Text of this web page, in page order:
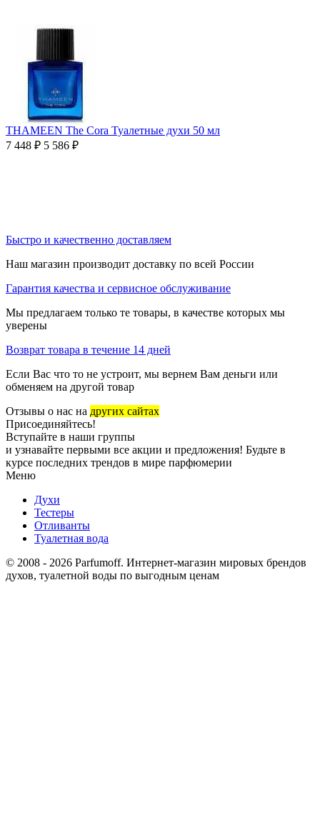
THAMEEN The Cora Туалетные духи 50 мл
7 448 ₽ 5 586 ₽
Быстро и качественно доставляем
Наш магазин производит доставку по всей России
Гарантия качества и сервисное обслуживание
Мы предлагаем только те товары, в качестве которых мы
уверены
Возврат товара в течение 14 дней
Если Вас что то не устроит, мы вернем Вам деньги или
обменяем на другой товар
Отзывы о нас на других сайтах
Присоединяйтесь!
Вступайте в наши группы
и узнавайте первыми все акции и предложения! Будьте в
курсе последних трендов в мире парфюмерии
Меню
Духи
Тестеры
Отливанты
Туалетная вода
© 2008 - 2026 Parfumoff. Интернет-магазин мировых брендов
духов, туалетной воды по выгодным ценам